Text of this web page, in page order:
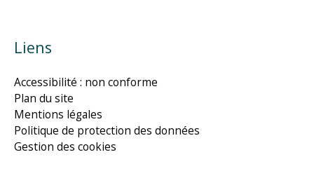
Liens
Accessibilité : non conforme
Plan du site
Mentions légales
Politique de protection des données
Gestion des cookies